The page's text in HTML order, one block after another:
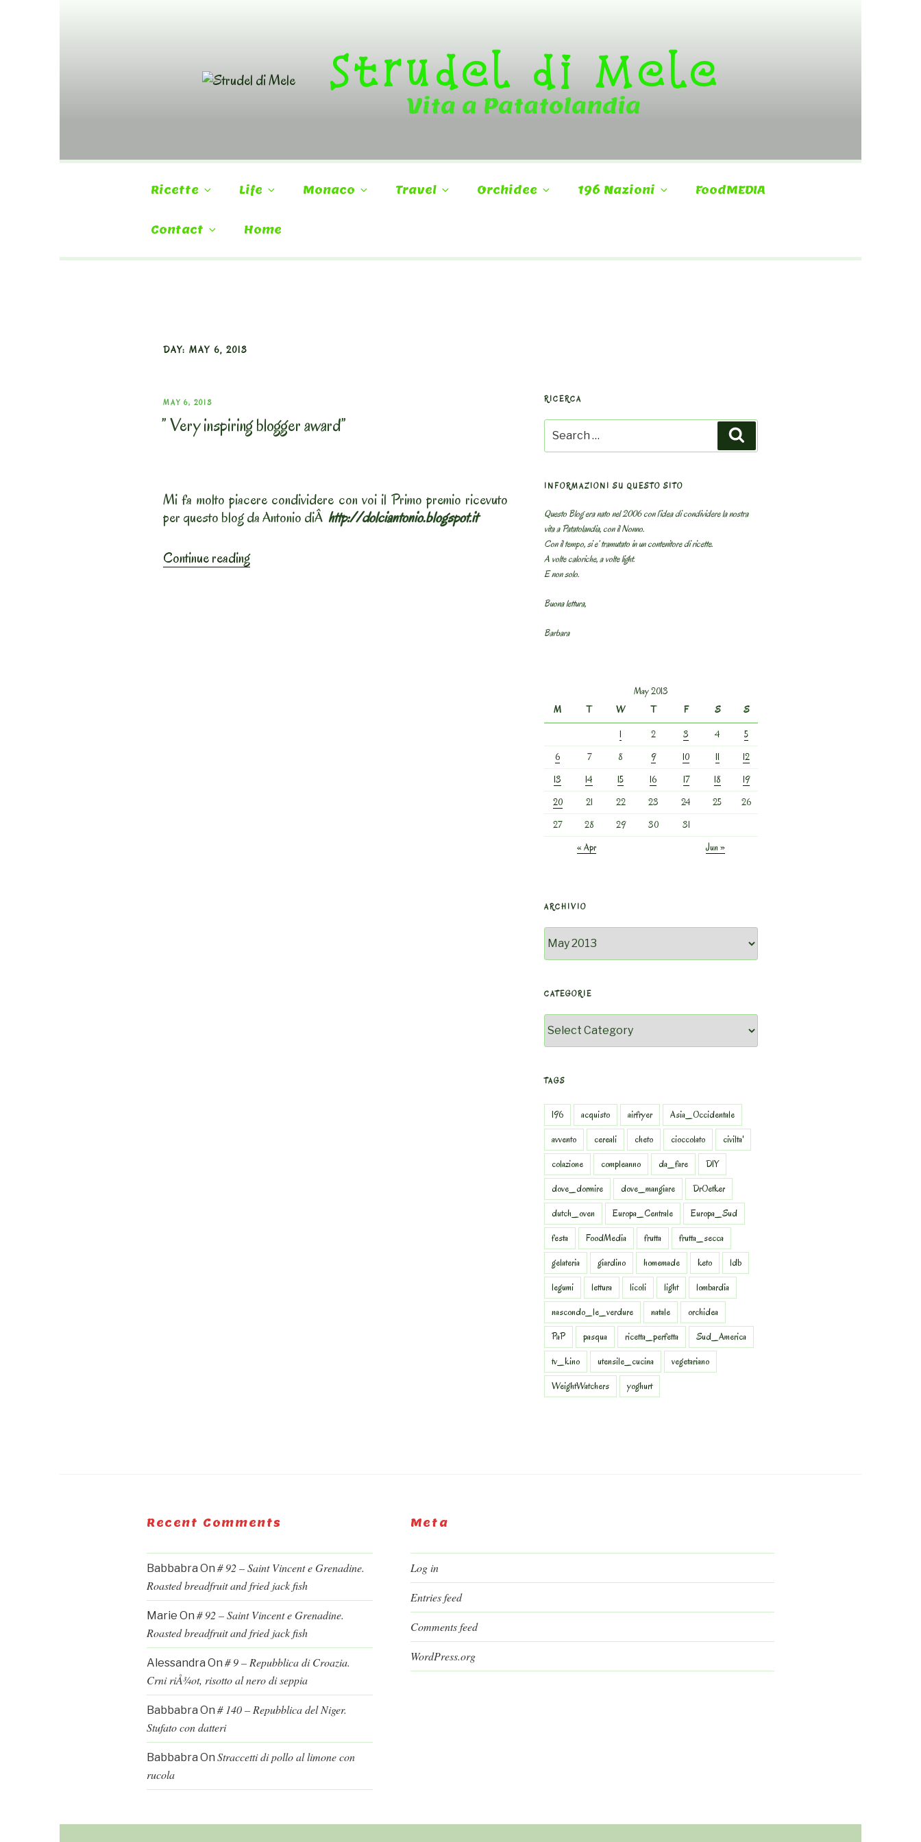
Strudel di Mele
Vita a Patatolandia
Ricette Life Monaco Travel Orchidee 196 Nazioni FoodMEDIA
Contact Home
DAY: MAY 6, 2013
POSTED
ON
MAY 6, 2013
” Very inspiring blogger award”
Mi fa molto piacere condividere con voi il Primo premio ricevuto
per questo blog da Antonio diÂ http://dolciantonio.blogspot.it
Continue reading“”
RICERCA
for:
INFORMAZIONI SU QUESTO SITO
Questo Blog era nato nel 2006 con l’idea di condividere la nostra
vita a Patatolandia, con il Nonno.
Con il tempo, si e’ tramutato in un contenitore di ricette.
A volte caloriche, a volte light.
E non solo.
Buona lettura,
Barbara
May 2013
M
T W T F S
S
1
2 3 4
5
6
7 8 9 10 11
12
13
14 15 16 17 18
19
20
21 22 23 24 25
26
27
28 29 30
31
« Apr
Jun »
ARCHIVIO
CATEGORIE
TAGS
196 acquisto airfryer
Asia_Occidentale
avvento
cereali cheto cioccolato
civilta'
colazione
compleanno da_fare
DIY
dove_dormire
dove_mangiare
DrOetker
dutch_oven
Europa_Centrale
Europa_Sud
festa
FoodMedia frutta
frutta_secca
gelateria
giardino homemade keto
ldb
legumi
lettura licoli light
lombardia
nascondo_le_verdure
natale
orchidea
PaP
pasqua ricetta_perfetta
Sud_America
tv_kino
utensile_cucina
vegetariano
WeightWatchers
yoghurt
Recent Comments
Babbabra On # 92 – Saint Vincent e Grenadine.
Roasted breadfruit and fried jack fish
Marie On # 92 – Saint Vincent e Grenadine.
Roasted breadfruit and fried jack fish
Alessandra On # 9 – Repubblica di Croazia.
Crni riÅ¾ot, risotto al nero di seppia
Babbabra On # 140 – Repubblica del Niger.
Stufato con datteri
Babbabra On Straccetti di pollo al limone con
rucola
Meta
Log in
Entries feed
Comments feed
WordPress.org